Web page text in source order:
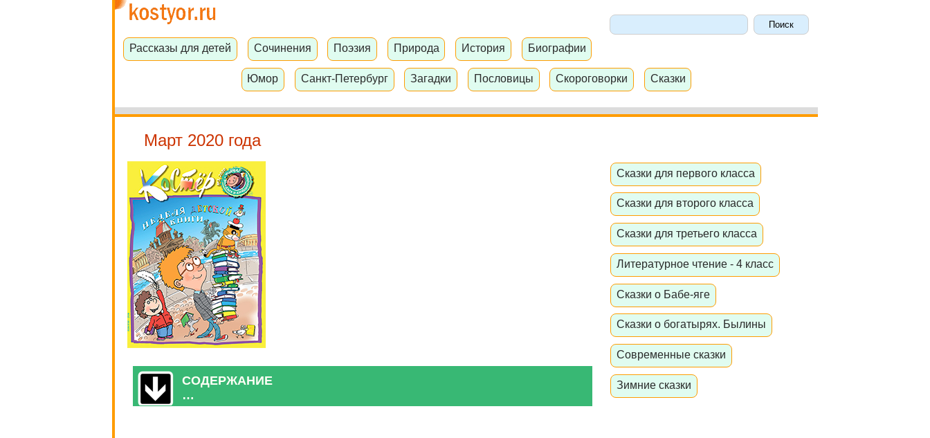
Рассказы для детей Сочинения Поэзия Природа История Биографии
Юмор Санкт-Петербург Загадки Пословицы Скороговорки Сказки
Март 2020 года
СОДЕРЖАНИЕ
…
Сказки для первого класса
Сказки для второго класса
Сказки для третьего класса
Литературное чтение - 4 класс
Сказки о Бабе-яге
Сказки о богатырях. Былины
Современные сказки
Зимние сказки